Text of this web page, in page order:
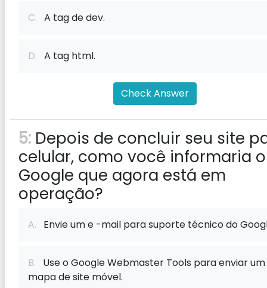
C. A tag de dev.
D. A tag html.
Check Answer
5: Depois de concluir seu site
celular, como você informaria o
Google que agora está em
operação?
A. Envie um e -mail para suporte técnico do
B. Use o Google Webmaster Tools para enviar um
mapa de site móvel.